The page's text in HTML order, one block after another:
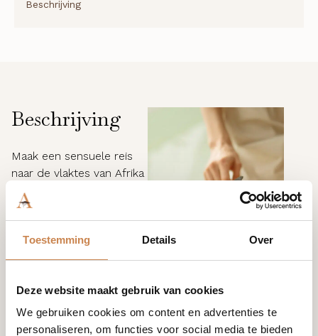
Toestemming Details Over
Deze website maakt gebruik van cookies
We gebruiken cookies om content en advertenties te
personaliseren, om functies voor social media te bieden
Beschrijving
Beschrijving
Maak een sensuele reis
naar de vlaktes van Afrika
en ontsnap aan een
drukke dag.
Geniet van uw badtijd en
kom tot rust met dit luxe
roségouden Atlantic
brons en infusies van
sensuele rozengeur
helpen je lichaam en